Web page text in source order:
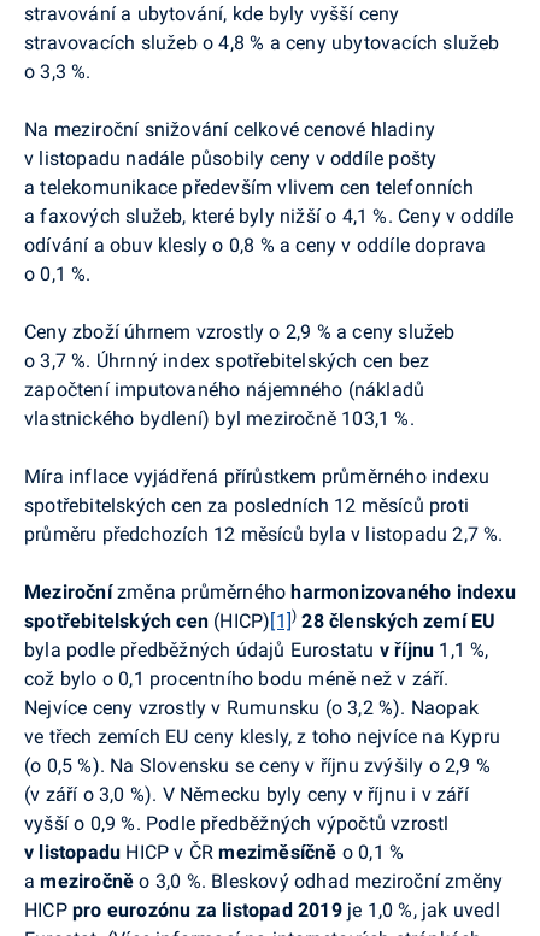
stravování a ubytování, kde byly vyšší ceny
stravovacích služeb o 4,8 % a ceny ubytovacích služeb
o 3,3 %.
Na meziroční snižování celkové cenové hladiny
v listopadu nadále působily ceny v oddíle pošty
a telekomunikace především vlivem cen telefonních
a faxových služeb, které byly nižší o 4,1 %. Ceny v oddíle
odívání a obuv klesly o 0,8 % a ceny v oddíle doprava
o 0,1 %.
Ceny zboží úhrnem vzrostly o 2,9 % a ceny služeb
o 3,7 %. Úhrnný index spotřebitelských cen bez
započtení imputovaného nájemného (nákladů
vlastnického bydlení) byl meziročně 103,1 %.
Míra inflace vyjádřená přírůstkem průměrného indexu
spotřebitelských cen za posledních 12 měsíců proti
průměru předchozích 12 měsíců byla v listopadu 2,7 %.
Meziročnízměna průměrnéhoharmonizovaného indexu
spotřebitelských cen (HICP)[1]) 28 členských zemí EU
byla podle předběžných údajů Eurostatu v říjnu 1,1 %,
což bylo o 0,1 procentního bodu méně než v září.
Nejvíce ceny vzrostly v Rumunsku (o 3,2 %). Naopak
ve třech zemích EU ceny klesly, z toho nejvíce na Kypru
(o 0,5 %). Na Slovensku se ceny v říjnu zvýšily o 2,9 %
(v září o 3,0 %). V Německu byly ceny v říjnu i v září
vyšší o 0,9 %. Podle předběžných výpočtů vzrostl
v listopadu HICP v ČR meziměsíčně o 0,1 %
ameziročně o 3,0 %. Bleskový odhad meziroční změny
HICP pro eurozónu za listopad 2019je 1,0 %, jak uvedl